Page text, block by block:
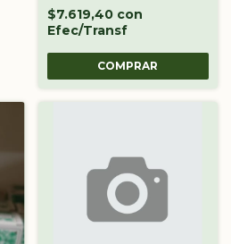
$7.619,40 con
Efec/Transf